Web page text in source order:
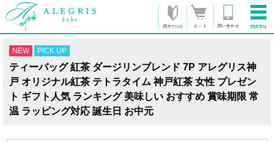
NEW PICK UP
ティーバッグ 紅茶 ダージリンブレンド 7P アレグリス神
戸 オリジナル紅茶 テトラタイム 神戸紅茶 女性 プレゼン
ト ギフト人気 ランキング 美味しい おすすめ 賞味期限 常
温 ラッピング対応 誕生日 お中元